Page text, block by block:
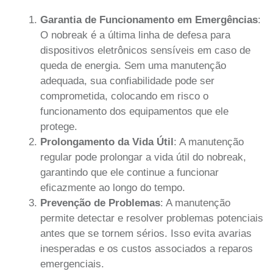
Garantia de Funcionamento em Emergências:
O nobreak é a última linha de defesa para
dispositivos eletrônicos sensíveis em caso de
queda de energia. Sem uma manutenção
adequada, sua confiabilidade pode ser
comprometida, colocando em risco o
funcionamento dos equipamentos que ele
protege.
Prolongamento da Vida Útil: A manutenção
regular pode prolongar a vida útil do nobreak,
garantindo que ele continue a funcionar
eficazmente ao longo do tempo.
Prevenção de Problemas: A manutenção
permite detectar e resolver problemas potenciais
antes que se tornem sérios. Isso evita avarias
inesperadas e os custos associados a reparos
emergenciais.